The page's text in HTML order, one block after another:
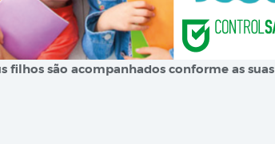
filhos são acompanhados conforme as suas